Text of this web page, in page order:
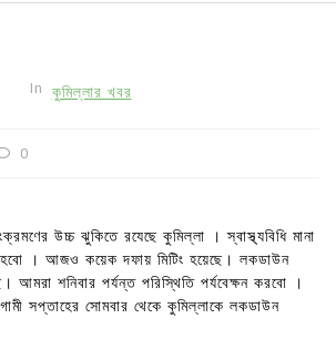
In কুমিল্লার খবর
0
উচ্চ ঝুকিতে রযেছে কুমিল্লা । স্বাস্থ্যবিধি মানা
। আজও কয়েক দফায় মিটিং হয়েছে। লকডাউন
আমরা শনিবার পর্যন্ত পরিস্থিতি পর্যবেক্ষন করবো ।
সপ্তাহের সোমবার থেকে কুমিল্লাকে লকডাউন